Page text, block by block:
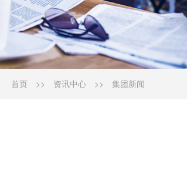
首页 >> 资讯中心 >> 集团新闻